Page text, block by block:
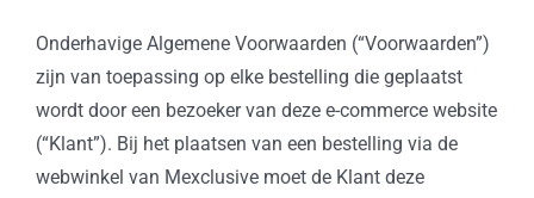
Onderhavige Algemene Voorwaarden (“Voorwaarden”)
zijn van toepassing op elke bestelling die geplaatst
wordt door een bezoeker van deze e-commerce website
(“Klant”). Bij het plaatsen van een bestelling via de
webwinkel van Mexclusive moet de Klant deze